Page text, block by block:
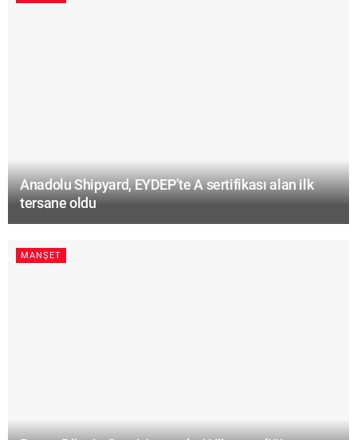
Anadolu Shipyard, EYDEP’te A sertifikası alan ilk
tersane oldu
MANŞET